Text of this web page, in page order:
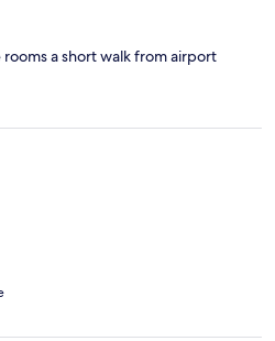
a short walk from airport